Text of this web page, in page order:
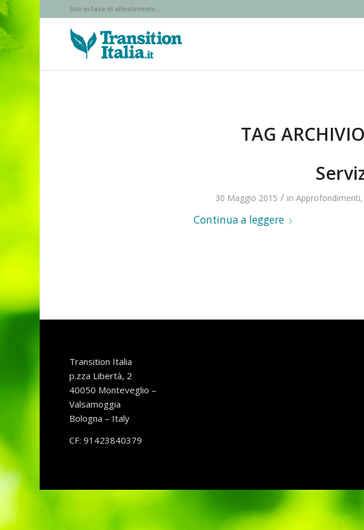
Sito in fase di allestimento...
TAG
30 Maggio 2015 / in Approfondimenti,
Continua a leggere
Transition Italia
p.zza Libertà, 2
40050 Monteveglio –
Valsamoggia
Bologna – Italy
CF: 91423840379